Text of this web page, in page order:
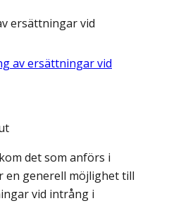
ersättningar vid
av ersättningar vid
det som anförs i
en generell möjlighet till
vid intrång i